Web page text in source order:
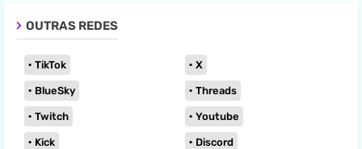
OUTRAS REDES
TikTok X
BlueSky Threads
Twitch Youtube
Kick Discord